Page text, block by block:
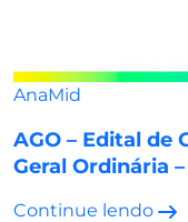
AnaMid
AGO – Edital de
Geral Ordinária
Continue lendo